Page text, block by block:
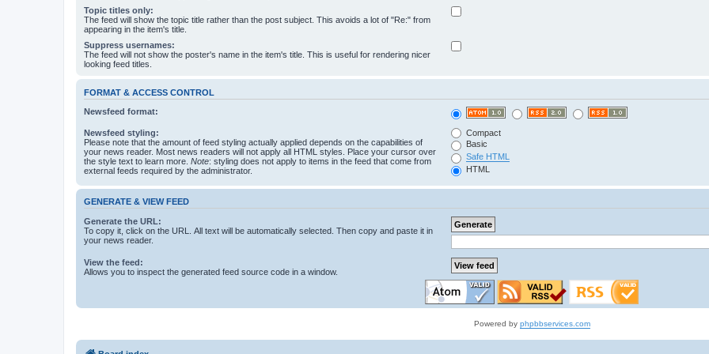
Topic titles only:
The feed will show the topic title rather than the post subject. This avoids a lot of "Re:" from
appearing in the item's title.
Suppress usernames:
The feed will not show the poster's name in the item's title. This is useful for rendering nicer
looking feed titles.
FORMAT & ACCESS CONTROL
Newsfeed format:
Newsfeed styling:
Please note that the amount of feed styling actually applied depends on the capabilities of
your news reader. Most news readers will not apply all HTML styles. Place your cursor over
the style text to learn more. Note: styling does not apply to items in the feed that come from
external feeds required by the administrator.
Compact
Basic
Safe HTML
HTML
GENERATE & VIEW FEED
Generate the URL:
To copy it, click on the URL. All text will be automatically selected. Then copy and paste it in
your news reader.
View the feed:
Allows you to inspect the generated feed source code in a window.
Powered by phpbbservices.com